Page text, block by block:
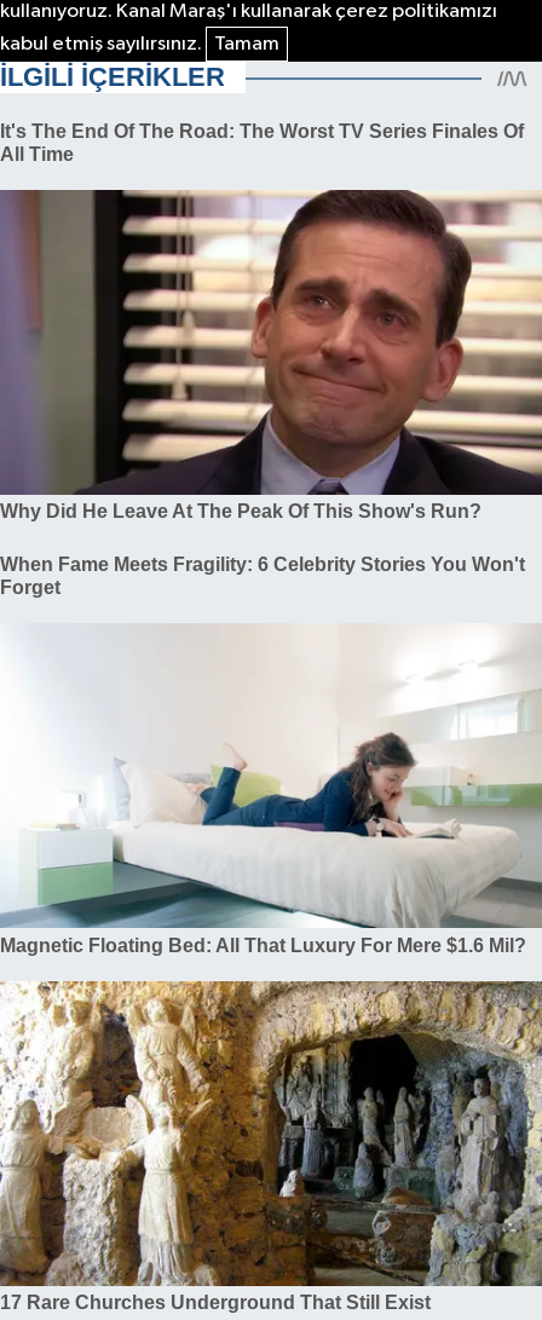
kullanıyoruz. Kanal Maraş'ı kullanarak çerez politikamızı
kabul etmiş sayılırsınız.
Tamam